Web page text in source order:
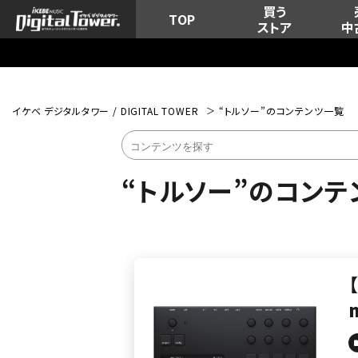
TOP
買う
ストア
イケベ デジタルタワー / DIGITAL TOWER “トルソー”のコンテンツ一覧
“トルソー”のコン